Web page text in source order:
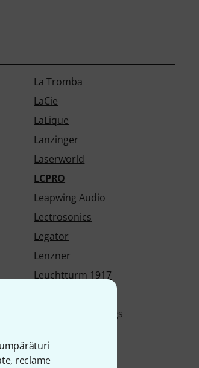
reclame
La Tromba
LaCie
LaLique
Lanzinger
Laserworld
LCPRO
Leapwing Audio
Lectrosonics
Legator
Lenzner
Leuchtturm 1917
Limousine Earplugs
Lock-It